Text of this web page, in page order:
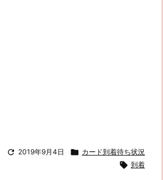
 2019年9月4日  カード到着待ち状況
 到着